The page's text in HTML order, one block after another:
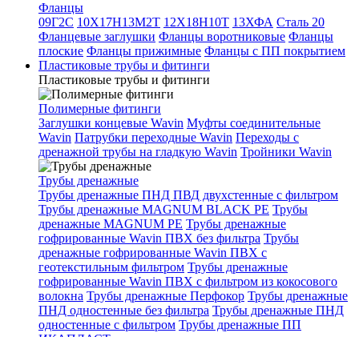
Фланцы
09Г2С 10Х17Н13М2Т 12Х18Н10Т 13ХФА Сталь 20
Фланцевые заглушки Фланцы воротниковые Фланцы
плоские Фланцы прижимные Фланцы с ПП покрытием
Пластиковые трубы и фитинги
Пластиковые трубы и фитинги
Полимерные фитинги
Заглушки концевые Wavin Муфты соединительные
Wavin Патрубки переходные Wavin Переходы с
дренажной трубы на гладкую Wavin Тройники Wavin
Трубы дренажные
Трубы дренажные ПНД ПВД двухстенные с фильтром
Трубы дренажные MAGNUM BLACK PE Трубы
дренажные MAGNUM PE Трубы дренажные
гофрированные Wavin ПВХ без фильтра Трубы
дренажные гофрированные Wavin ПВХ с
геотекстильным фильтром Трубы дренажные
гофрированные Wavin ПВХ с фильтром из кокосового
волокна Трубы дренажные Перфокор Трубы дренажные
ПНД одностенные без фильтра Трубы дренажные ПНД
одностенные с фильтром Трубы дренажные ПП